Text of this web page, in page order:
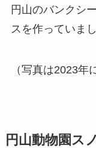
円山のバンクシ
スを作っていまし
（写真は2023年
円山動物園ス